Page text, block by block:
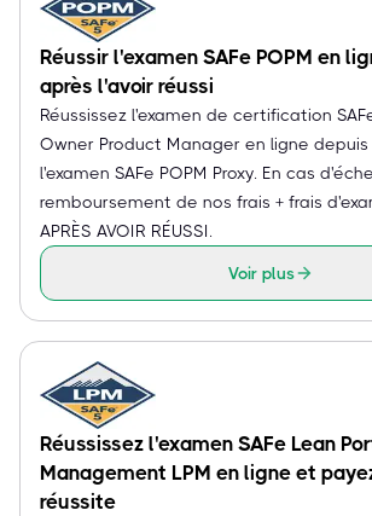
Réussir l'examen SAFe POPM en
après l'avoir réussi
Réussissez l'examen de certification
Owner Product Manager en ligne
l'examen SAFe POPM Proxy. En cas
remboursement de nos frais + frais
APRÈS AVOIR RÉUSSI.
Voir plus
Réussissez l'examen SAFe Lean
Management LPM en ligne et
réussite